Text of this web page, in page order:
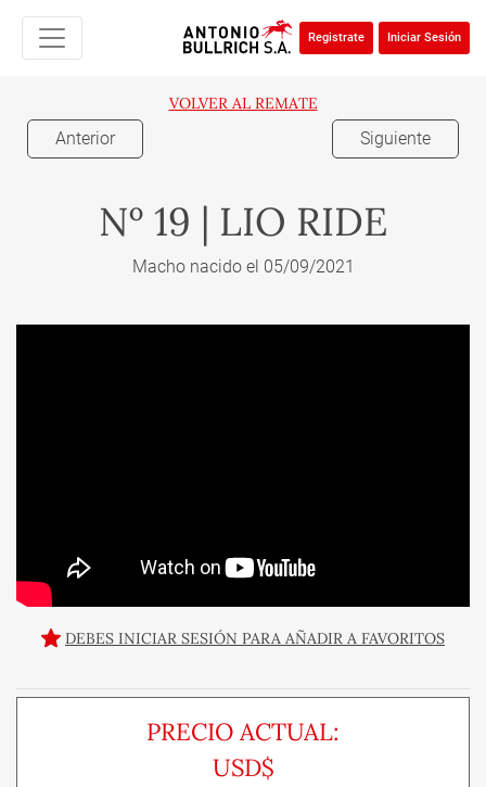
Registrate Iniciar Sesión
Anterior
VOLVER AL REMATE
Nº 19 | LIO RIDE
Macho nacido el 05/09/2021
Siguiente
DEBES INICIAR SESIÓN PARA AÑADIR A FAVORITOS
PRECIO ACTUAL:
USD$